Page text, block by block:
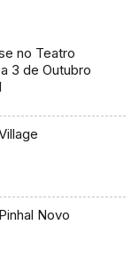
no Teatro
3 de Outubro
Novo